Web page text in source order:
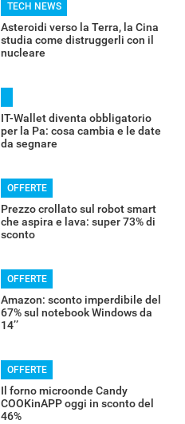
TECH NEWS
Asteroidi verso la Terra, la Cina
studia come distruggerli con il
nucleare
IT-Wallet diventa obbligatorio
per la Pa: cosa cambia e le date
da segnare
OFFERTE
Prezzo crollato sul robot smart
che aspira e lava: super 73% di
sconto
OFFERTE
Amazon: sconto imperdibile del
67% sul notebook Windows da
14’’
OFFERTE
Il forno microonde Candy
COOKinAPP oggi in sconto del
46%